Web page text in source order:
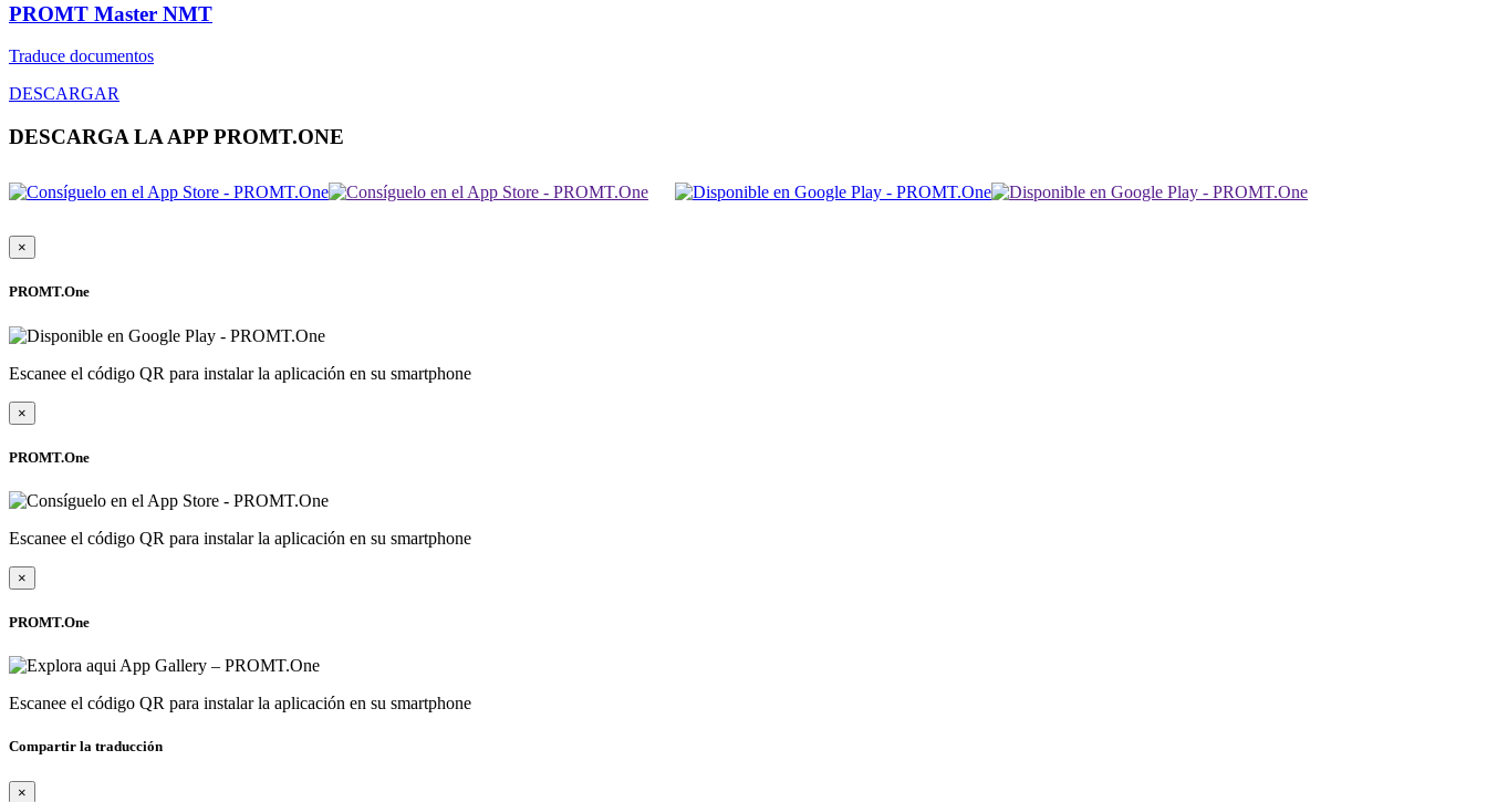
PROMT Master NMT
Traduce documentos
DESCARGAR
DESCARGA LA APP PROMT.ONE
×
PROMT.One
Escanee el código QR para instalar la aplicación en su smartphone
×
PROMT.One
Escanee el código QR para instalar la aplicación en su smartphone
×
PROMT.One
Escanee el código QR para instalar la aplicación en su smartphone
Compartir la traducción
×